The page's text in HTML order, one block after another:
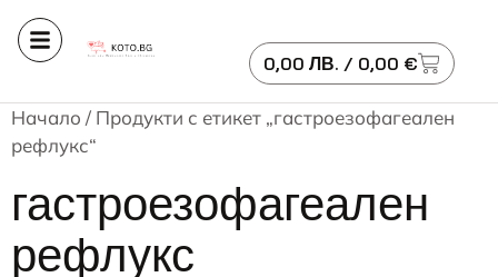
0,00 ЛВ. / 0,00 €
Начало / Продукти с етикет „гастроезофагеален
рефлукс“
гастроезофагеален
рефлукс